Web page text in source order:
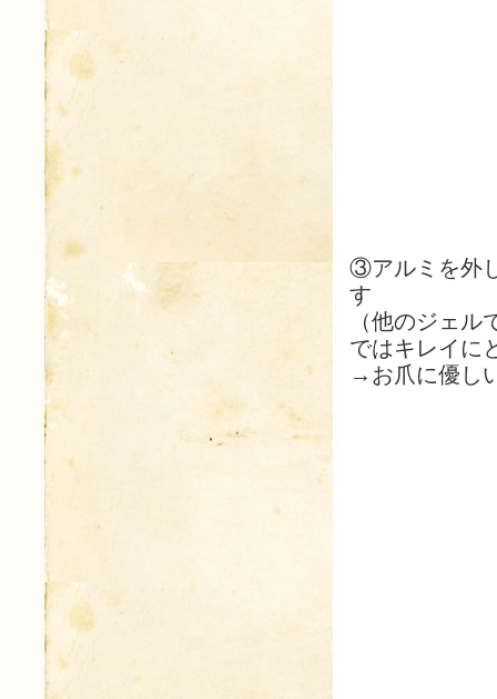
③アルミを外
す
（他のジェ
ではキレイに
→お爪に優し